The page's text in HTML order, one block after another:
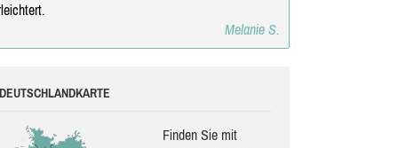
Melanie S.
DEUTSCHLANDKARTE
Finden Sie mit